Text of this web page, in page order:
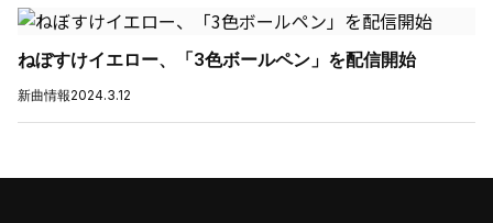
ねぼすけイエロー、「3色ボールペン」を配信開始
新曲情報2024.3.12